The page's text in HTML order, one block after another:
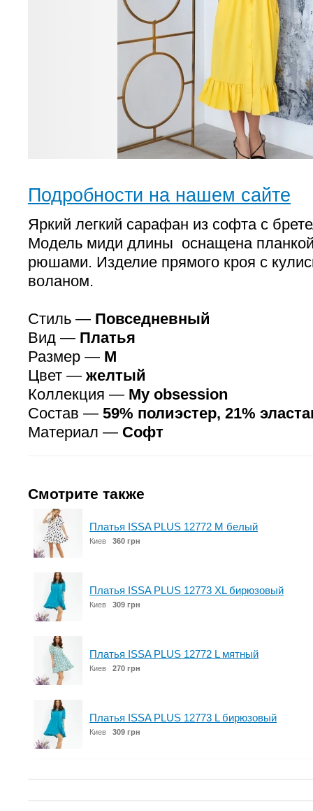
Подробности на нашем сайте
Яркий легкий сарафан из софта с
Модель миди длины оснащена планкой
рюшами. Изделие прямого кроя с
воланом.
Стиль — Повседневный
Вид — Платья
Размер — M
Цвет — желтый
Коллекция — My obsession
Состав — 59% полиэстер, 21%
Материал — Софт
Смотрите также
Платья ISSA PLUS 12772 M белый
Киев 360 грн
Платья ISSA PLUS 12773 XL бирюзовый
Киев 309 грн
Платья ISSA PLUS 12772 L мятный
Киев 270 грн
Платья ISSA PLUS 12773 L бирюзовый
Киев 309 грн